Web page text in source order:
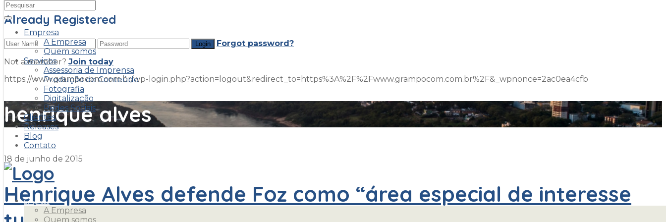
Empresa
A Empresa
Quem somos
Serviços
Assessoria de Imprensa
Produção de Conteúdo
Fotografia
Digitalização
Redes Sociais
Clientes
Releases
Blog
Contato
Empresa
A Empresa
Quem somos
Already Registered
Forgot password?
Not a member? Join today
https://www.grampocom.com.br/wp-login.php?action=logout&redirect_to=https%3A%2F%2Fwww.grampocom.com.br%2F&_wpnonce=2ac0ea4cfb
henrique alves
18 de junho de 2015
Henrique Alves defende Foz como “área especial de interesse